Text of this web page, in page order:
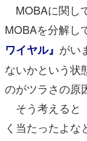
MOBAに関し
MOBAを分解し
ワイヤル』 がい
ないかという状
のがツラさの原
そう考えると
く当たったよな